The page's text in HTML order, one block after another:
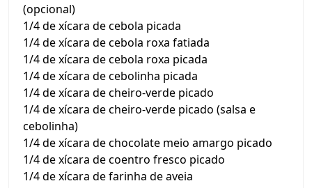
(opcional)
1/4 de xícara de cebola picada
1/4 de xícara de cebola roxa fatiada
1/4 de xícara de cebola roxa picada
1/4 de xícara de cebolinha picada
1/4 de xícara de cheiro-verde picado
1/4 de xícara de cheiro-verde picado (salsa e
cebolinha)
1/4 de xícara de chocolate meio amargo picado
1/4 de xícara de coentro fresco picado
1/4 de xícara de farinha de aveia